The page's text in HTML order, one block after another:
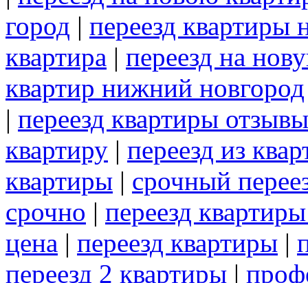
город | переезд
квартира | переезд на
квартир нижний новгород
| переезд квартиры отзывы
квартиру | переезд из
квартиры | срочный
срочно | переезд
цена | переезд квартиры |
переезд 2 квартиры |